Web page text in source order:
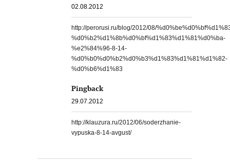
02.08.2012
http://perorusi.ru/blog/2012/08/
%d0%b2%d1%8b%d0%bf%d1%83%d1%81%d0%ba-
%e2%84%96-8-14-
%d0%b0%d0%b2%d0%b3%d1%83%d1%81%d1%82-
%d0%b6%d1%83
Pingback
29.07.2012
http://klauzura.ru/2012/06/soderzhanie-
vypuska-8-14-avgust/